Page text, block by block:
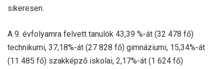
sikeresen.
A 9. évfolyamra felvett tanulók 43,39 %-át (32 478 fő)
technikumi, 37,18%-át (27 828 fő) gimnáziumi, 15,34%-át
(11 485 fő) szakképző iskolai, 2,17%-át (1 624 fő)